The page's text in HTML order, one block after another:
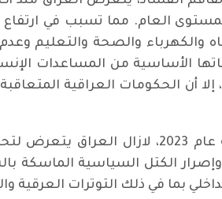
العام. مما تسبب في ارتفاع
والصحة والتعليم
أن الحكومات العراقية
مع قاعدة البيانات الدولية التي تمتد
وإصرار الكتل السياسية
بما في ذلك التوترات العرقية